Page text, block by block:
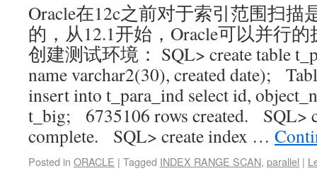
Oracle在12c之前对于索引范围扫描
的，从12.1开始，Oracle可以并行
创建测试环境： SQL> create table
name varchar2(30), created date);
insert into t_para_ind select id,
t_big; 6735106 rows created.
complete. SQL> create index …
Posted in ORACLE | Tagged INDEX RANGE SCAN, parallel |